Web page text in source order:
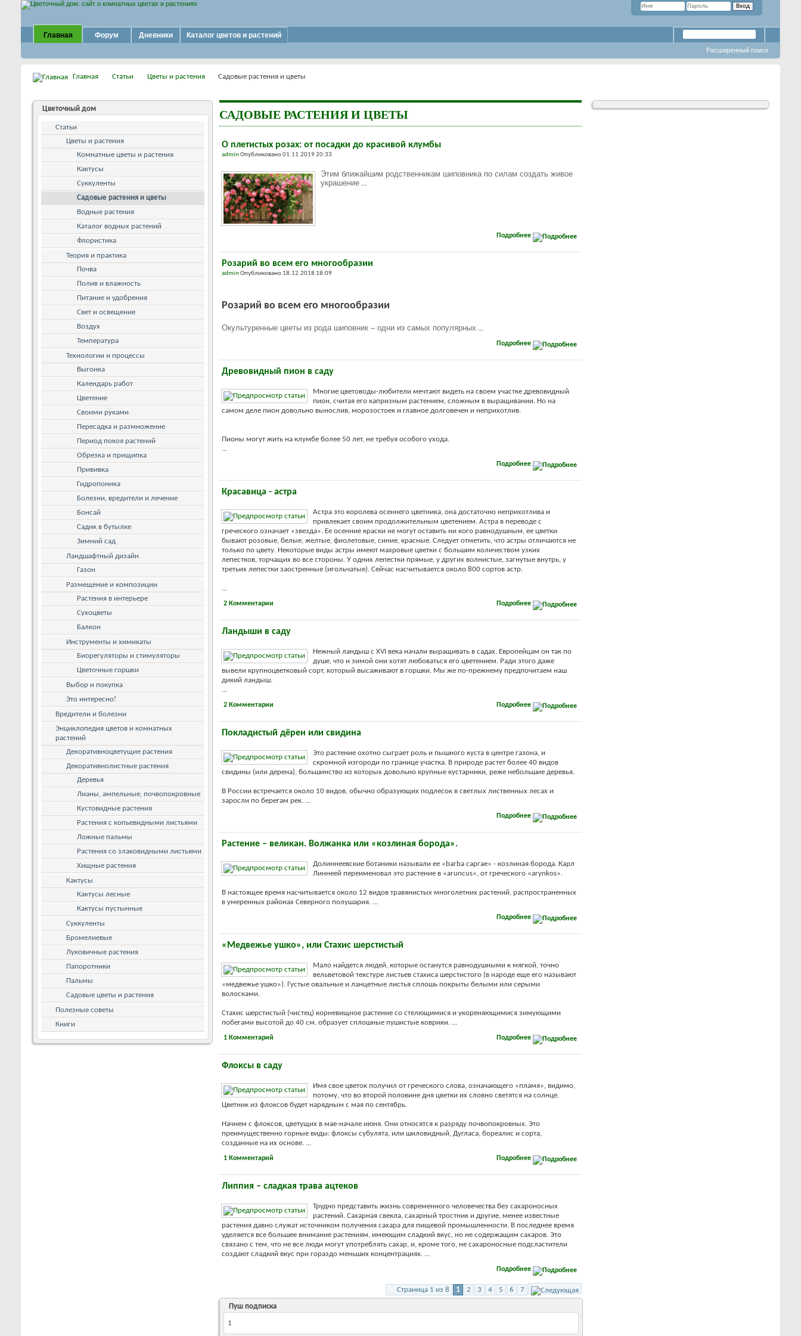
Главная Форум Дневники Каталог цветов и растений
Расширенный поиск
Главная Статьи Цветы и растения Садовые растения и цветы
САДОВЫЕ РАСТЕНИЯ И ЦВЕТЫ
О плетистых розах: от посадки до красивой клумбы
adminОпубликовано 01.11.2019 20:33
Этим ближайшим родственникам шиповника по силам создать живое
украшение...
Подробнее
Розарий во всем его многообразии
adminОпубликовано 18.12.2018 18:09
Розарий во всем его многообразии
Окультуренные цветы из рода шиповник – одни из самых популярных ...
Подробнее
Древовидный пион в саду
Многие цветоводы-любители мечтают видеть на своем участке древовидный
пион, считая его капризным растением, сложным в выращивании. Но на
самом деле пион довольно вынослив, морозостоек и главное долговечен и неприхотлив.
Пионы могут жить на клумбе более 50 лет, не требуя особого ухода.
...
Подробнее
Красавица - астра
Астра это королева осеннего цветника, она достаточно неприхотлива и
привлекает своим продолжительным цветением. Астра в переводе с
греческого означает «звезда». Ее осенние краски не могут оставить ни кого равнодушным, ее цветки
бывают розовые, белые, желтые, фиолетовые, синие, красные. Следует отметить, что астры отличаются не
только по цвету. Некоторые виды астры имеют махровые цветки с большим количеством узких
лепестков, торчащих во все стороны. У одних лепестки прямые, у других волнистые, загнутые внутрь, у
третьих лепестки заостренные (игольчатые). Сейчас насчитывается около 800 сортов астр.
...
Подробнее
2 Комментарии
Ландыши в саду
Нежный ландыш с XVI века начали выращивать в садах. Европейцам он так по
душе, что и зимой они хотят любоваться его цветением. Ради этого даже
вывели крупноцветковый сорт, который высаживают в горшки. Мы же по-прежнему предпочитаем наш
дикий ландыш.
...
Подробнее
2 Комментарии
Покладистый дёрен или свидина
Это растение охотно сыграет роль и пышного куста в центре газона, и
скромной изгороди по границе участка. В природе растет более 40 видов
свидины (или дерена), большинство из которых довольно крупные кустарники, реже небольшие деревья.
В России встречается около 10 видов, обычно образующих подлесок в светлых лиственных лесах и
заросли по берегам рек. ...
Подробнее
Растение – великан. Волжанка или «козлиная борода».
Долиннеевские ботаники называли ее «bагbа саргае» - козлиная борода. Карл
Линнеей переименовал это растение в «aruncus», от греческого «arynkos».
В настоящее время насчитывается около 12 видов травянистых многолетних растений, распространенных
в умеренных районах Северного полушария. ...
Подробнее
«Медвежье ушко», или Стахис шерстистый
Мало найдется людей, которые останутся равнодушными к мягкой, точно
вельветовой текстуре листьев стахиса шерстистого (в народе еще его называют
«медвежье ушко»). Густые овальные и ланцетные листья сплошь покрыты белыми или серыми
волосками.
Стахис шерстистый (чистец) корневищное растение со стелющимися и укореняющимися зимующими
побегами высотой до 40 см. образует сплошные пушистые коврики. ...
Подробнее
1 Комментарий
Флоксы в саду
Имя свое цветок получил от греческого слова, означающего «пламя», видимо,
потому, что во второй половине дня цветки их словно светятся на солнце.
Цветник из флоксов будет нарядным с мая по сентябрь.
Начнем с флоксов, цветущих в мае-начале июня. Они относятся к разряду почвопокровных. Это
преимущественно горные виды: флоксы субулята, или шиловидный, Дугласа, бореалис и сорта,
созданные на их основе. ...
Подробнее
1 Комментарий
Липпия – сладкая трава ацтеков
Трудно представить жизнь современного человечества без сахароносных
растений. Сахарная свекла, сахарный тростник и другие, менее известные
растения давно служат источником получения сахара для пищевой промышленности. В последнее время
уделяется все большее внимание растениям, имеющим сладкий вкус, но не содержащим сахаров. Это
связано с тем, что не все люди могут употреблять сахар, и, кроме того, не сахароносные подсластители
создают сладкий вкус при гораздо меньших концентрациях. ...
Подробнее
Страница 1 из 8 1 2 3 4 5 6 7
Пуш подписка
1
Цветочный дом
Статьи
Цветы и растения
Комнатные цветы и растения
Кактусы
Суккуленты
Садовые растения и цветы
Водные растения
Каталог водных растений
Флористика
Теория и практика
Почва
Полив и влажность
Питание и удобрения
Свет и освещение
Воздух
Температура
Технологии и процессы
Выгонка
Календарь работ
Цветение
Своими руками
Пересадка и размножение
Период покоя растений
Обрезка и прищипка
Прививка
Гидропоника
Болезни, вредители и лечение
Бонсай
Садик в бутылке
Зимний сад
Ландшафтный дизайн
Газон
Размещение и композиции
Растения в интерьере
Сухоцветы
Балкон
Инструменты и химикаты
Биорегуляторы и стимуляторы
Цветочные горшки
Выбор и покупка
Это интересно!
Вредители и болезни
Энциклопедия цветов и комнатных
растений
Декоративноцветущие растения
Декоративнолистные растения
Деревья
Лианы, ампельные, почвопокровные
Кустовидные растения
Растения с копьевидными листьями
Ложные пальмы
Растения со злаковидными листьями
Хищные растения
Кактусы
Кактусы лесные
Кактусы пустынные
Суккуленты
Бромелиевые
Луковичные растения
Папоротники
Пальмы
Садовые цветы и растения
Полезные советы
Книги